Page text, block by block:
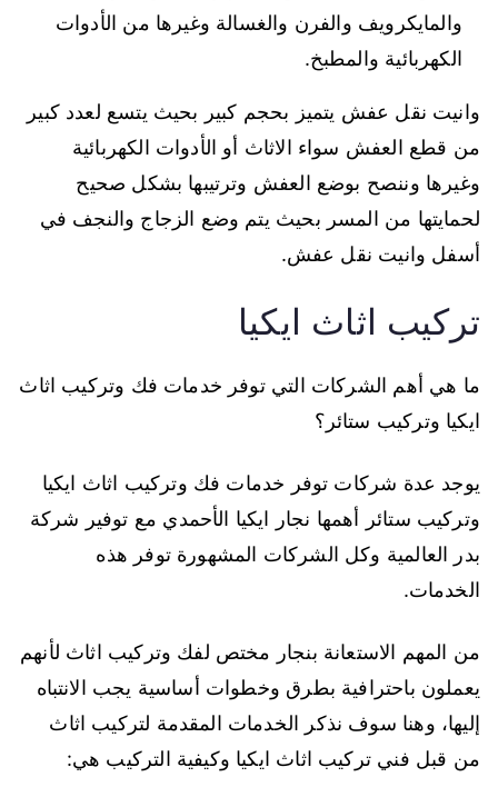
والمايكرويف والفرن والغسالة وغيرها من الأدوات
الكهربائية والمطبخ.
وانيت نقل عفش يتميز بحجم كبير بحيث يتسع لعدد كبير
من قطع العفش سواء الاثاث أو الأدوات الكهربائية
وغيرها وننصح بوضع العفش وترتيبها بشكل صحيح
لحمايتها من المسر بحيث يتم وضع الزجاج والنجف في
أسفل وانيت نقل عفش.
تركيب اثاث ايكيا
ما هي أهم الشركات التي توفر خدمات فك وتركيب اثاث
ايكيا وتركيب ستائر؟
يوجد عدة شركات توفر خدمات فك وتركيب اثاث ايكيا
وتركيب ستائر أهمها نجار ايكيا الأحمدي مع توفير شركة
بدر العالمية وكل الشركات المشهورة توفر هذه
الخدمات.
من المهم الاستعانة بنجار مختص لفك وتركيب اثاث لأنهم
يعملون باحترافية بطرق وخطوات أساسية يجب الانتباه
إليها، وهنا سوف نذكر الخدمات المقدمة لتركيب اثاث
من قبل فني تركيب اثاث ايكيا وكيفية التركيب هي: